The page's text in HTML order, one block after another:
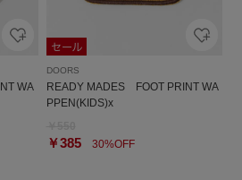
WA
DOORS
READY MADES FOOT PRINT WA
PPEN(KIDS)x
￥38530%OFF